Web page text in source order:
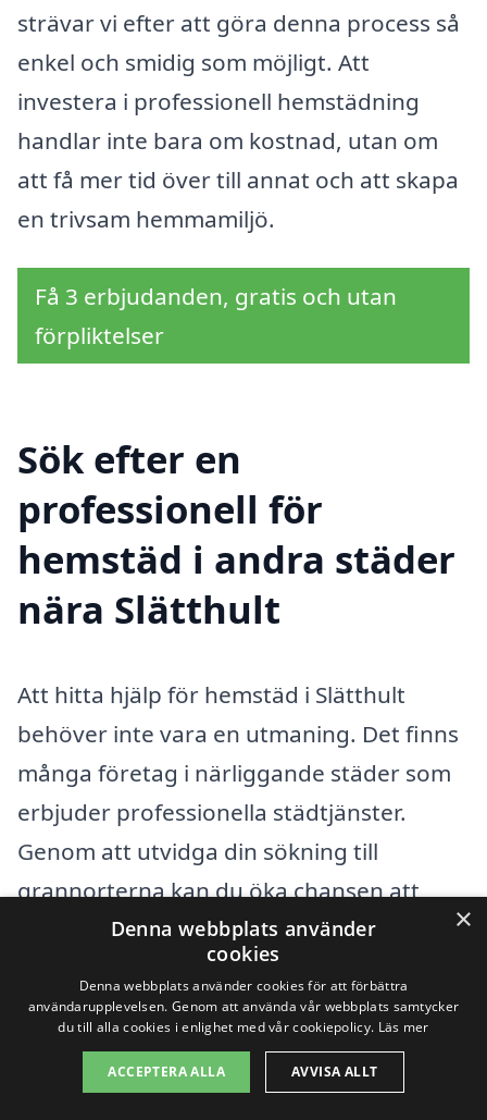
strävar vi efter att göra denna process så
enkel och smidig som möjligt. Att
investera i professionell hemstädning
handlar inte bara om kostnad, utan om
att få mer tid över till annat och att skapa
en trivsam hemmamiljö.
Få 3 erbjudanden, gratis och utan
förpliktelser
Sök efter en
professionell för
hemstäd i andra städer
nära Slätthult
Att hitta hjälp för hemstäd i Slätthult
behöver inte vara en utmaning. Det finns
många företag i närliggande städer som
erbjuder professionella städtjänster.
Genom att utvidga din sökning till
grannorterna kan du öka chansen att
hitta det perfekta alternativet som passar
Några av de städer där du kan hitta
kvalificerade städföretag inkluderar:
×
Denna webbplats använder
cookies
Denna webbplats använder cookies för att förbättra
användarupplevelsen. Genom att använda vår webbplats samtycker
du till alla cookies i enlighet med vår cookiepolicy. Läs mer
ACCEPTERA ALLA AVVISA ALLT